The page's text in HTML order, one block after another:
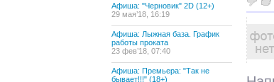
Афиша: "Черновик" 2D (12+)
29 мая’18, 16:19
Афиша: Лыжная база. График
работы проката
23 фев’18, 07:40
Афиша: Премьера: "Так не
бывает!!!" (18+)